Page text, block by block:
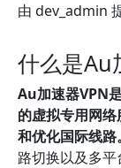
由 dev_admin
什么是Au
Au加速器VPN
的虚拟专用网
和优化国际线路。
路切换以及多